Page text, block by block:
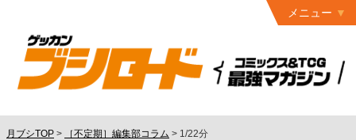
メニュー
最終号
月ブシTOP > ［不定期］編集部コラム > 1/22分